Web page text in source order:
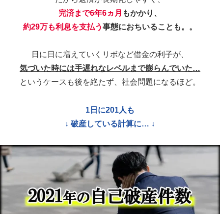
完済まで6年6ヵ月 もかかり、
約29万も利息を支払う事態におちいることも。。
日に日に増えていくリボなど借金の利子が、
気づいた時には手遅れなレベルまで膨らんでいた…
というケースも後を絶たず、社会問題になるほど。
1日に201人も
↓ 破産している計算に… ↓